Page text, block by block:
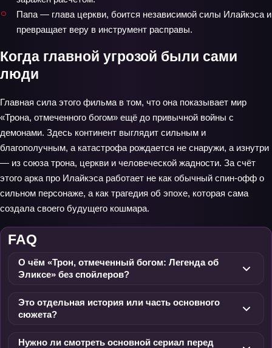
Папа — глава церкви, боится независимой силы Илайкэса и
превращает веру в инструмент расправы.
Когда главной угрозой были сами
люди
Главная сила этого фильма в том, что она показывает мир
«Трона, отмеченного богом» ещё до привычной войны с
демонами. Здесь континент выглядит сильным и
благополучным, а катастрофа рождается не снаружи, а изнутри
— из союза трона, церкви и человеческой жадности. За счёт
этого арка про Илайкэса работает не как обычный спин-офф о
сильном персонаже, а как трагедия об эпохе, которая сама
создала своего будущего кошмара.
FAQ
О чём «Трон, отмеченный богом: Легенда об
Эликсе» без спойлеров?
Это отдельная история или часть основного
сюжета?
Нужно ли смотреть основной сериал перед